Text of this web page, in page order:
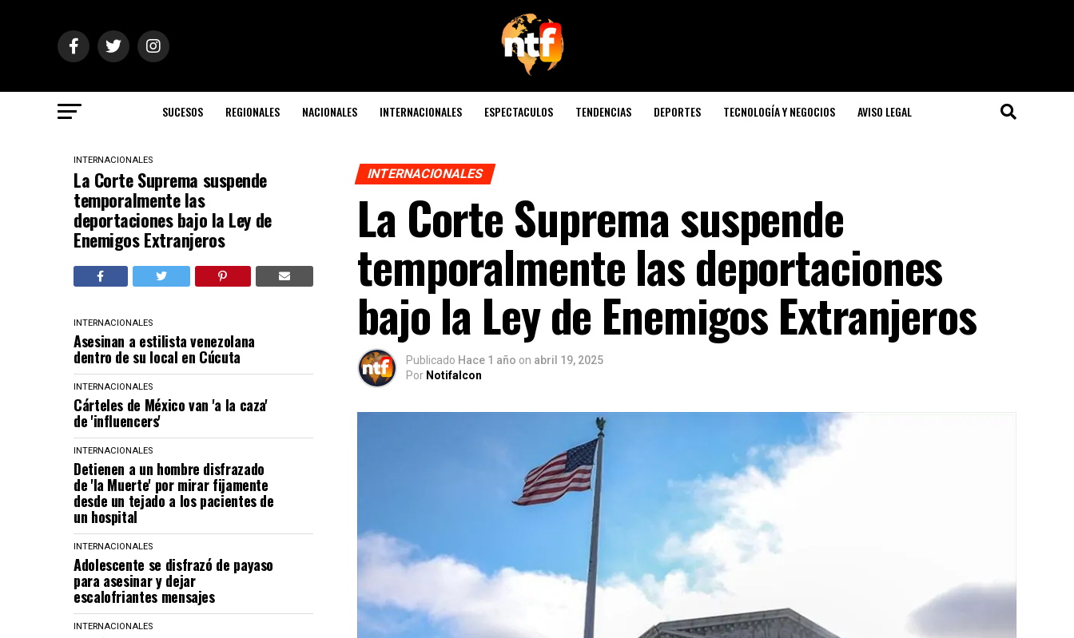
SUCESOS REGIONALES NACIONALES INTERNACIONALES ESPECTACULOS TENDENCIAS DEPORTES TECNOLOGÍA Y NEGOCIOS AVISO LEGAL
INTERNACIONALES
La Corte Suprema suspende
temporalmente las
deportaciones bajo la Ley de
Enemigos Extranjeros
INTERNACIONALES
Asesinan a estilista venezolana
dentro de su local en Cúcuta
INTERNACIONALES
Cárteles de México van 'a la caza'
de 'influencers'
INTERNACIONALES
Detienen a un hombre disfrazado
de 'la Muerte' por mirar fijamente
desde un tejado a los pacientes de
un hospital
INTERNACIONALES
Adolescente se disfrazó de payaso
para asesinar y dejar
escalofriantes mensajes
INTERNACIONALES
INTERNACIONALES
La Corte Suprema suspende
temporalmente las deportaciones
bajo la Ley de Enemigos Extranjeros
Publicado Hace 1 año on abril 19, 2025
Por Notifalcon